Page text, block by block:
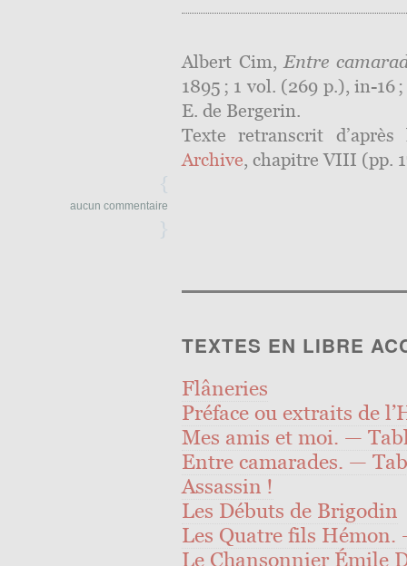
Albert Cim,Entre
1895 ; 1 vol. (269 p.), in-16
E. de Bergerin.
Texte retranscrit
Archive, chapitre VIII (pp.
{
aucun commentaire
}
TEXTES EN LIBRE
Flâneries
Préface ou extraits de
Mes amis et moi. —
Entre camarades. —
Assassin !
Les Débuts de Brigodin
Les Quatre fils Hémon.
Le Chansonnier Émile